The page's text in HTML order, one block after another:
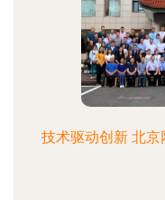
技术驱动创新 北